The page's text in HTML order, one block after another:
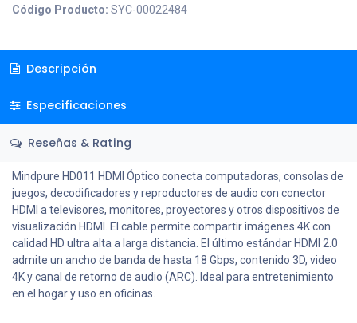
Código Producto: SYC-00022484
Descripción
Especificaciones
Reseñas & Rating
Mindpure HD011 HDMI Óptico conecta computadoras, consolas de
juegos, decodificadores y reproductores de audio con conector
HDMI a televisores, monitores, proyectores y otros dispositivos de
visualización HDMI. El cable permite compartir imágenes 4K con
calidad HD ultra alta a larga distancia. El último estándar HDMI 2.0
admite un ancho de banda de hasta 18 Gbps, contenido 3D, video
4K y canal de retorno de audio (ARC). Ideal para entretenimiento
en el hogar y uso en oficinas.